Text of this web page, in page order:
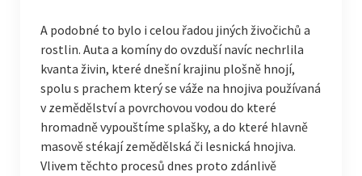
A podobné to bylo i celou řadou jiných živočichů a
rostlin. Auta a komíny do ovzduší navíc nechrlila
kvanta živin, které dnešní krajinu plošně hnojí,
spolu s prachem který se váže na hnojiva používaná
v zemědělství a povrchovou vodou do které
hromadně vypouštíme splašky, a do které hlavně
masově stékají zemědělská či lesnická hnojiva.
Vlivem těchto procesů dnes proto zdánlivě